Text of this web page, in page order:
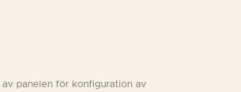
panelen för konfiguration av